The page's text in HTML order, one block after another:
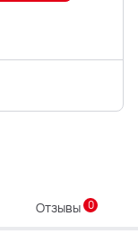
Отзывы 0